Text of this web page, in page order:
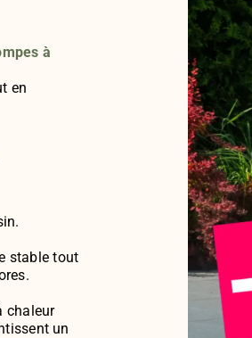
à
en
stable tout
chaleur
un